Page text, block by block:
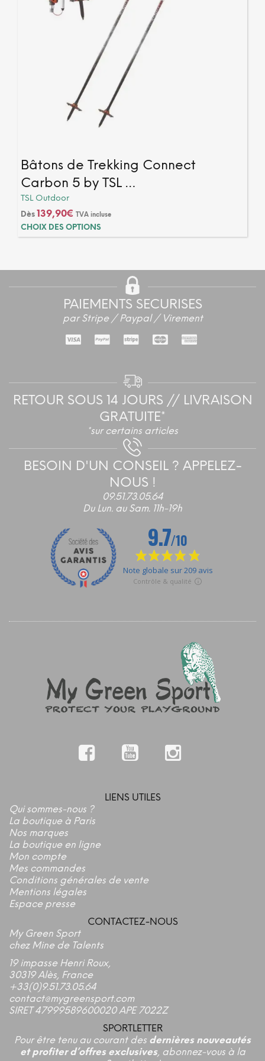
Bâtons de Trekking Connect
Carbon 5 by TSL …
TSL Outdoor
Dès 139,90€ TVA incluse
CHOIX DES OPTIONS
Les
PAIEMENTS SECURISES
par Stripe / Paypal / Virement
RETOUR SOUS 14 JOURS // LIVRAISON
GRATUITE*
*sur certains articles
BESOIN D'UN CONSEIL ? APPELEZ-
NOUS !
09.51.73.05.64
Du Lun. au Sam. 11h-19h
LIENS UTILES
Qui sommes-nous ?
La boutique à Paris
Nos marques
La boutique en ligne
Mon compte
Mes commandes
Conditions générales de vente
Mentions légales
Espace presse
CONTACTEZ-NOUS
My Green Sport
chez Mine de Talents
19 impasse Henri Roux,
30319 Alès, France
+33(0)9.51.73.05.64
contact@mygreensport.com
SIRET 47999589600020 APE 7022Z
SPORTLETTER
Pour être tenu au courant des dernières nouveautés
et profiter d’offres exclusives, abonnez-vous à la